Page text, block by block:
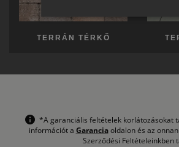
TERRÁN TÉRKŐ
*A garanciális feltételek korlátozásokat
információt a Garanciaoldalon és az
Szerződési Feltételeinkben